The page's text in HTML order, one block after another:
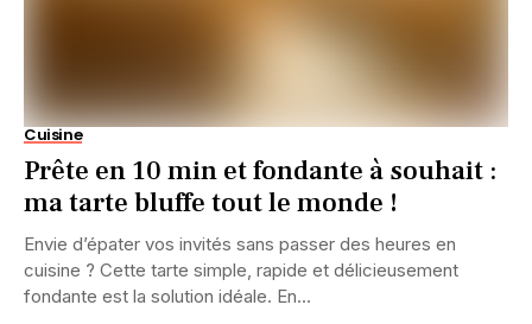
Cuisine
Prête en 10 min et fondante à souhait :
ma tarte bluffe tout le monde !
Envie d’épater vos invités sans passer des heures en
cuisine ? Cette tarte simple, rapide et délicieusement
fondante est la solution idéale. En...